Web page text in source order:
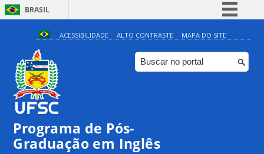
BRASIL
Simplifique!
Comunica BR
Participe
ACESSIBILIDADE ALTO CONTRASTE MAPA DO SITE
Programa de Pós-
Graduação em Inglês